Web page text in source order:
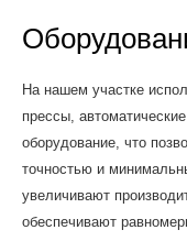
На нашем участке
прессы,
оборудование, что
точностью и
увеличивают
обеспечивают